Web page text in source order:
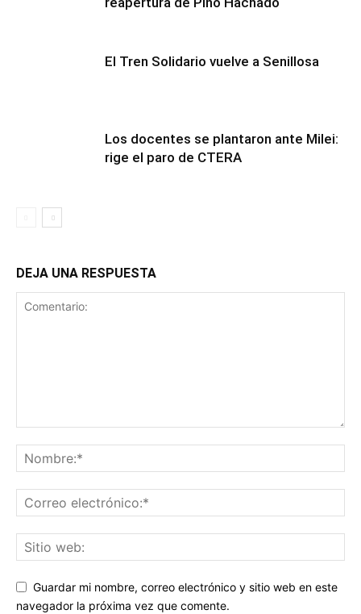
El Tren Solidario vuelve a Senillosa
Los docentes se plantaron ante Milei:
rige el paro de CTERA
DEJA UNA RESPUESTA
Guardar mi nombre, correo electrónico y sitio web en este
navegador la próxima vez que comente.